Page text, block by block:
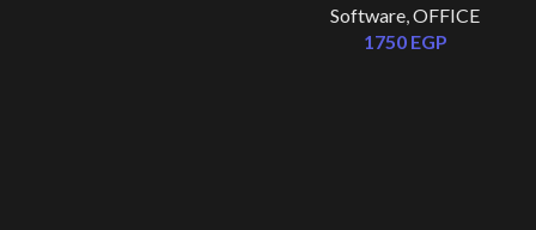
Software,OFFICE
1750 EGP